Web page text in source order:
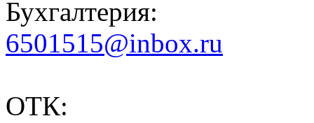
Бухгалтерия:
6501515@inbox.ru
ОТК: